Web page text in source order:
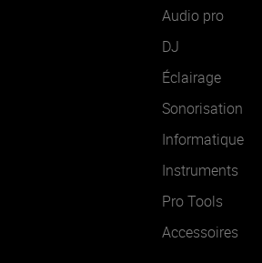
Audio pro
DJ
Éclairage
Sonorisation
Informatique
Instruments
Pro Tools
Accessoires